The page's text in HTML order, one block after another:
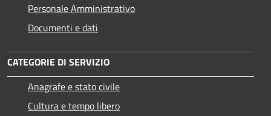
Personale Amministrativo
Documenti e dati
CATEGORIE DI SERVIZIO
Anagrafe e stato civile
Cultura e tempo libero